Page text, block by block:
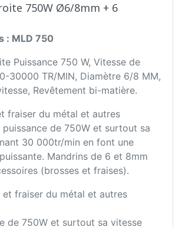
750W Ø6/8mm + 6
: MLD 750
Puissance 750 W, Vitesse de
30000 TR/MIN, Diamètre 6/8 MM,
Revêtement bi-matière.
fraiser du métal et autres
puissance de 750W et surtout sa
30 000tr/min en font une
Mandrins de 6 et 8mm
(brosses et fraises).
et fraiser du métal et autres
de 750W et surtout sa vitesse